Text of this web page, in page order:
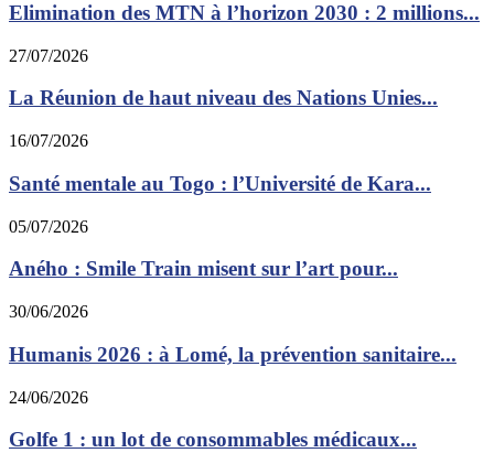
Elimination des MTN à l’horizon 2030 : 2 millions...
27/07/2026
La Réunion de haut niveau des Nations Unies...
16/07/2026
Santé mentale au Togo : l’Université de Kara...
05/07/2026
Aného : Smile Train misent sur l’art pour...
30/06/2026
Humanis 2026 : à Lomé, la prévention sanitaire...
24/06/2026
Golfe 1 : un lot de consommables médicaux...